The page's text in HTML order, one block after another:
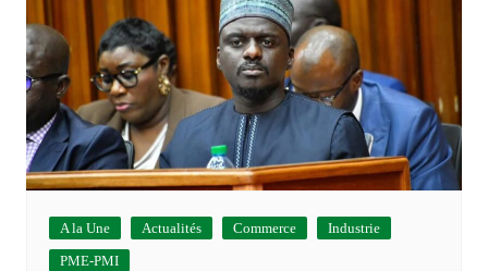
A la Une Actualités Commerce
Industrie
PME-PMI